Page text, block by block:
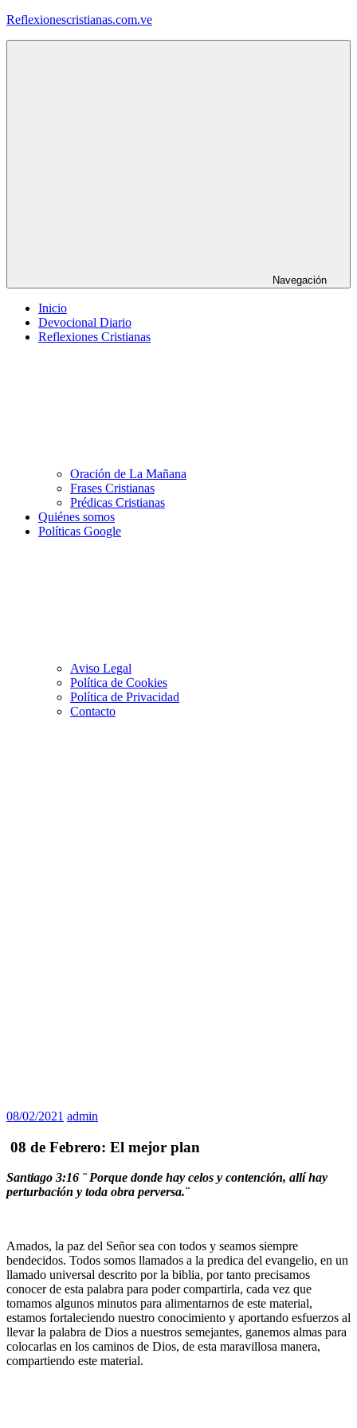
Saltar
Reflexionescristianas.com.ve
Navegación
Inicio
Devocional Diario
Reflexiones Cristianas
Oración de La Mañana
Frases Cristianas
Prédicas Cristianas
Quiénes somos
Políticas Google
Aviso Legal
Política de Cookies
Política de Privacidad
Contacto
08/02/2021 admin
08 de Febrero: El mejor plan
Santiago 3:16 ¨ Porque donde hay celos y contención, allí hay
perturbación y toda obra perversa.¨
Amados, la paz del Señor sea con todos y seamos siempre
bendecidos. Todos somos llamados a la predica del evangelio, en un
llamado universal descrito por la biblia, por tanto precisamos
conocer de esta palabra para poder compartirla, cada vez que
tomamos algunos minutos para alimentarnos de este material,
estamos fortaleciendo nuestro conocimiento y aportando esfuerzos al
llevar la palabra de Dios a nuestros semejantes, ganemos almas para
colocarlas en los caminos de Dios, de esta maravillosa manera,
compartiendo este material.